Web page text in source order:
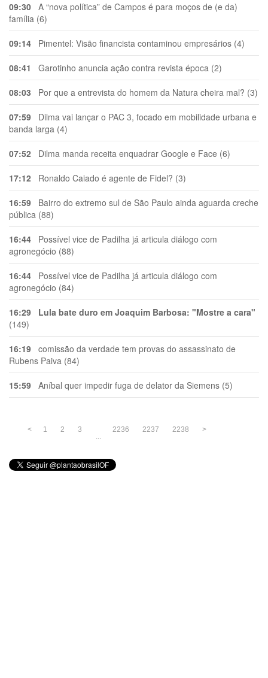
09:30 A “nova política” de Campos é para moços de (e da)
família (6)
09:14 Pimentel: Visão financista contaminou empresários (4)
08:41 Garotinho anuncia ação contra revista época (2)
08:03 Por que a entrevista do homem da Natura cheira mal? (3)
07:59 Dilma vai lançar o PAC 3, focado em mobilidade urbana e
banda larga (4)
07:52 Dilma manda receita enquadrar Google e Face (6)
17:12 Ronaldo Caiado é agente de Fidel? (3)
16:59 Bairro do extremo sul de São Paulo ainda aguarda creche
pública (88)
16:44 Possível vice de Padilha já articula diálogo com
agronegócio (88)
16:44 Possível vice de Padilha já articula diálogo com
agronegócio (84)
16:29
Lula bate duro em Joaquim Barbosa: "Mostre a cara"
(149)
16:19 comissão da verdade tem provas do assassinato de
Rubens Paiva (84)
15:59 Aníbal quer impedir fuga de delator da Siemens (5)
< 1 2
3
...
2236 2237 2238 >